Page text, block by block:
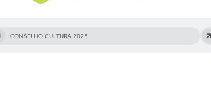
CONSELHO CULTURA 2025